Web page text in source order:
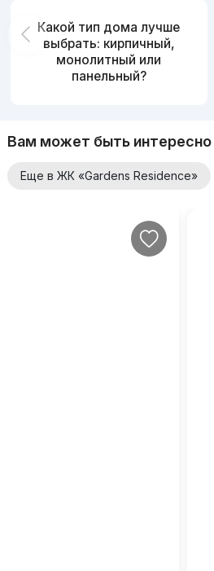
Какой тип дома лучше
выбрать: кирпичный,
монолитный или
панельный?
Вам может быть интересно
Еще в ЖК «Gardens Residence»